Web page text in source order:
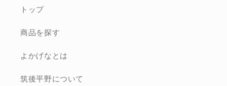
トップ
商品を探す
よかげなとは
筑後平野について